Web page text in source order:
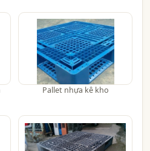
Pallet nhựa kê kho